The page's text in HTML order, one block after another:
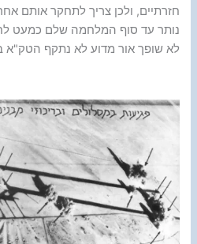
חזרתיים, ולכן צריך לתחקר אותם
נותר עד סוף המלחמה שלם כמעט
לא שופך אור מדוע לא נתקף הטק"א